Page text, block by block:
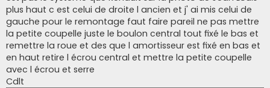
plus haut c est celui de droite l ancien et j' ai mis celui de
gauche pour le remontage faut faire pareil ne pas mettre
la petite coupelle juste le boulon central tout fixé le bas et
remettre la roue et des que l amortisseur est fixé en bas et
en haut retire l écrou central et mettre la petite coupelle
avec l écrou et serre
Cdlt